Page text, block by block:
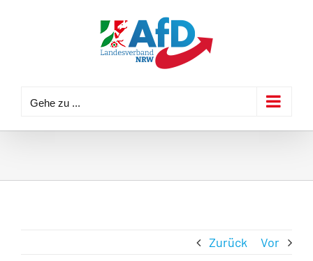
Gehe zu ...
Zurück Vor